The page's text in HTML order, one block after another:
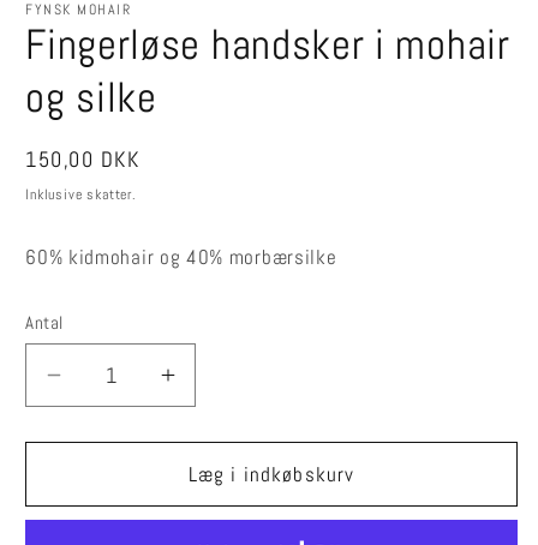
FYNSK MOHAIR
Fingerløse handsker i mohair
og silke
Normalpris
150,00 DKK
Inklusive skatter.
60% kidmohair og 40% morbærsilke
Antal
Reducer
antallet
for
handsker
Øg
antallet
for
Fingerløse
handsker
Læg i indkøbskurv